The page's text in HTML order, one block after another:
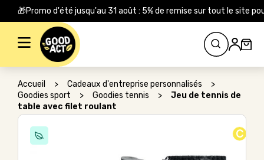
🎁Promo d'été jusqu'au 31 août : 5% de remise sur tout le site
Rechercher :
Accueil > Cadeaux d'entreprise personnalisés
>
Goodies sport
> Goodies tennis >
Jeu de tennis de
table avec filet roulant
C